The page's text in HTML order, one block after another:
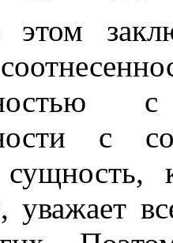
с
уважает